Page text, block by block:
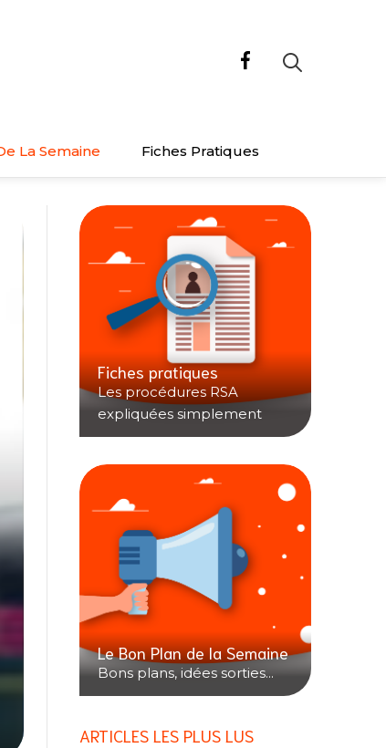
La Semaine Fiches Pratiques
Fiches pratiques
Les procédures RSA
expliquées simplement
Le Bon Plan de la Semaine
Bons plans, idées sorties...
ARTICLES LES PLUS LUS